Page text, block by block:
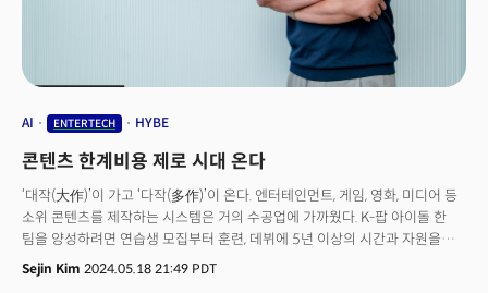
technology could transform content production across K-pop,
movies, YouTube, and beyond, ushering in an era of mass production
AI ENTERTECH HYBE
콘텐츠 한계비용 제로 시대 온다
‘대작(大作)’이 가고 ‘다작(多作)’이 온다. 엔터테인먼트, 게임, 영화, 미디어 등
소위 콘텐츠를 제작하는 시스템은 거의 수공업에 가까웠다. K-팝 아이돌 한
팀을 양성하려면 연습생 모집부터 훈련, 데뷔에 5년 이상의 시간과 자원을
쏟아부어야 했다. 영화나 드라마, 게임 하나를 제작하는 데도 배우, 감독, 촬영
인원, 개발자, 장소 등 수많은 자원이 짧게는 수개월에서 수년 동안 필요했다.
Sejin Kim 2024.05.18 21:49 PDT